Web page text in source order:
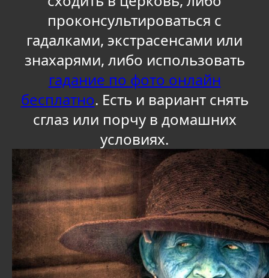
проконсультироваться с
гадалками, экстрасенсами или
знахарями, либо использовать
гадание по фото онлайн
бесплатно. Есть и вариант снять
сглаз или порчу в домашних
условиях.